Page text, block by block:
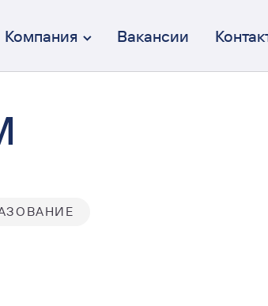
и эстетичный
Компания Вакансии